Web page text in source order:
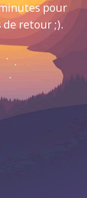
pour
de retour ;).